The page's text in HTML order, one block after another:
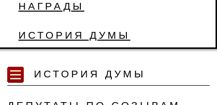
НАГРАДЫ
ИСТОРИЯ ДУМЫ
ИСТОРИЯ ДУМЫ